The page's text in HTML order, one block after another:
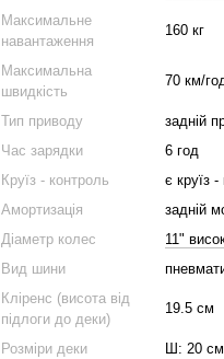
Максимальне
навантаження
160 кг
Максимальна
швидкість
70 км/
Тип приводу
задній
Час зарядки
6 год
Круїз - контроль
є круїз
Амортизація
задній
Діаметр колес
11"
Вид шини
Кліренс (висота від
підлоги до деки)
19.5 см
Розміри деки
Ш: 20